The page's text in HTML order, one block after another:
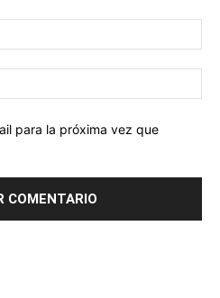
para la próxima vez que